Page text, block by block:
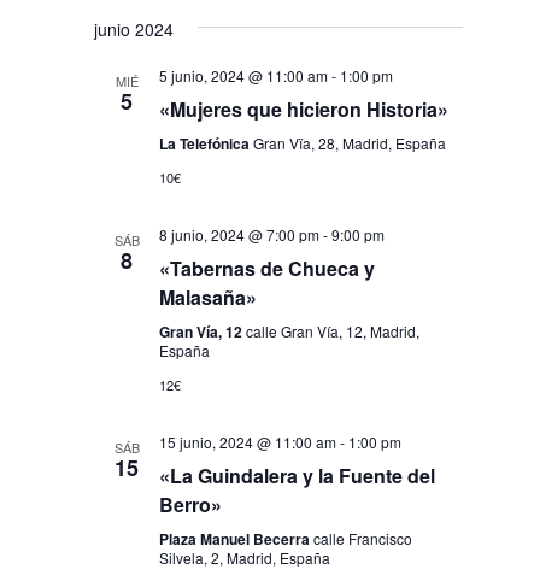
junio 2024
MIÉ
5
5 junio, 2024 @ 11:00 am- 1:00 pm
«Mujeres que hicieron Historia»
La TelefónicaGran Vïa, 28, Madrid, España
10€
SÁB
8
8 junio, 2024 @ 7:00 pm-9:00 pm
«Tabernas de Chueca y
Malasaña»
Gran Vía, 12calle Gran Vía, 12, Madrid,
España
12€
SÁB
15
15 junio, 2024 @ 11:00 am- 1:00 pm
«La Guindalera y la Fuente del
Berro»
Plaza Manuel Becerracalle Francisco
Silvela, 2, Madrid, España